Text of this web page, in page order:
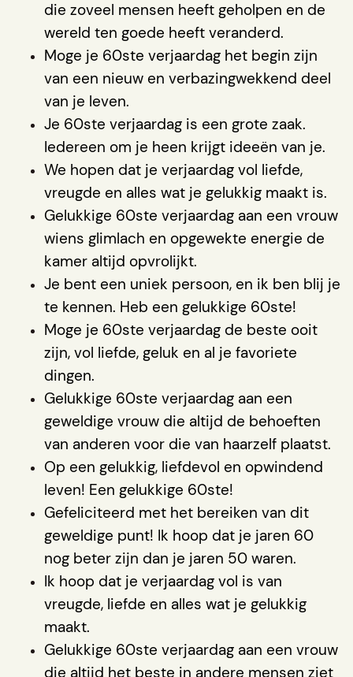
die zoveel mensen heeft geholpen en de
wereld ten goede heeft veranderd.
Moge je 60ste verjaardag het begin zijn
van een nieuw en verbazingwekkend deel
van je leven.
Je 60ste verjaardag is een grote zaak.
Iedereen om je heen krijgt ideeën van je.
We hopen dat je verjaardag vol liefde,
vreugde en alles wat je gelukkig maakt is.
Gelukkige 60ste verjaardag aan een vrouw
wiens glimlach en opgewekte energie de
kamer altijd opvrolijkt.
Je bent een uniek persoon, en ik ben blij je
te kennen. Heb een gelukkige 60ste!
Moge je 60ste verjaardag de beste ooit
zijn, vol liefde, geluk en al je favoriete
dingen.
Gelukkige 60ste verjaardag aan een
geweldige vrouw die altijd de behoeften
van anderen voor die van haarzelf plaatst.
Op een gelukkig, liefdevol en opwindend
leven! Een gelukkige 60ste!
Gefeliciteerd met het bereiken van dit
geweldige punt! Ik hoop dat je jaren 60
nog beter zijn dan je jaren 50 waren.
Ik hoop dat je verjaardag vol is van
vreugde, liefde en alles wat je gelukkig
maakt.
Gelukkige 60ste verjaardag aan een vrouw
die altijd het beste in andere mensen ziet